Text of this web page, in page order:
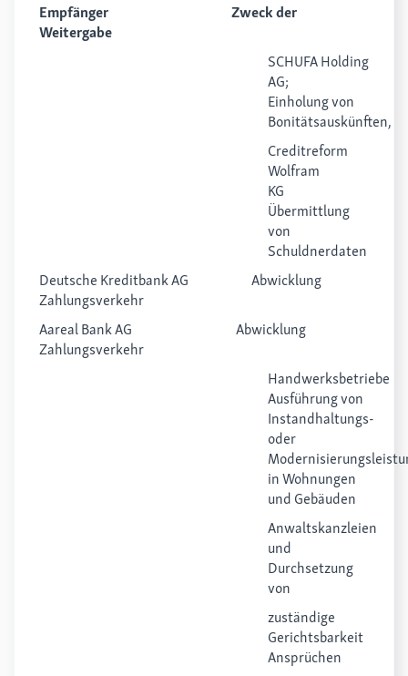
Empfänger Zweck der
Weitergabe
SCHUFA Holding
AG;
Einholung von
Bonitätsauskünften,
Creditreform
Wolfram
KG
Übermittlung
von
Schuldnerdaten
Deutsche Kreditbank AG Abwicklung
Zahlungsverkehr
Aareal Bank AG Abwicklung
Zahlungsverkehr
Ausführung von
Instandhaltungs-
oder
in Wohnungen
und Gebäuden
Anwaltskanzleien
und
Durchsetzung
von
zuständige
Ansprüchen